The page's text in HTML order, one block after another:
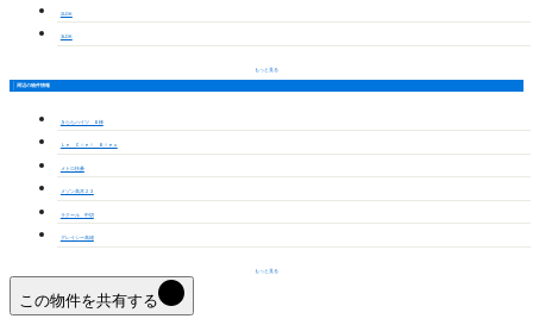
2LDK
3LDK
もっと見る
周辺の物件情報
きららハイツ Ｂ棟
Ｌｅ Ｃｉｅｌ Ｂｌｅｕ
メトロ扶桑
メゾン高木２３
ラクール 中切
グレイシー高雄
もっと見る
この物件を共有する